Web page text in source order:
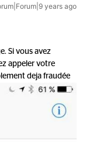
years ago
Si vous avez
appeler votre
deja fraudée